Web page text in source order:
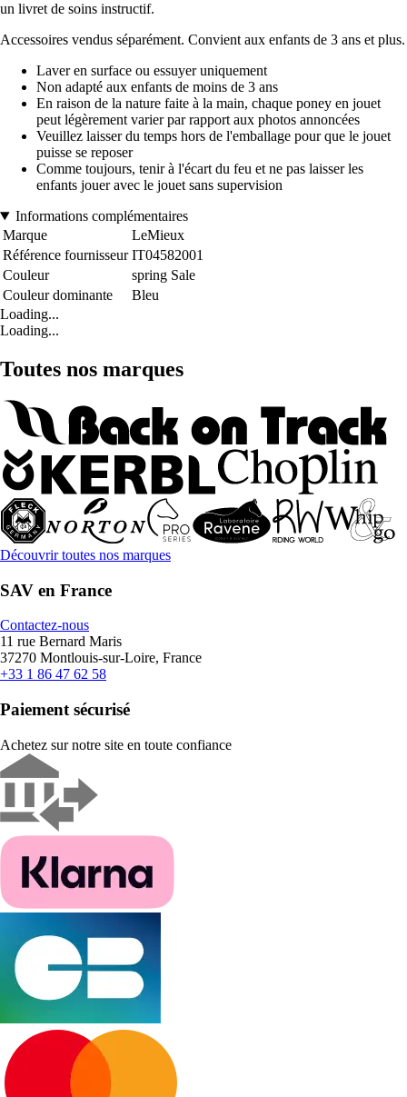
un livret de soins instructif.
Accessoires vendus séparément. Convient aux enfants de 3 ans et plus.
Laver en surface ou essuyer uniquement
Non adapté aux enfants de moins de 3 ans
En raison de la nature faite à la main, chaque poney en jouet
peut légèrement varier par rapport aux photos annoncées
Veuillez laisser du temps hors de l'emballage pour que le jouet
puisse se reposer
Comme toujours, tenir à l'écart du feu et ne pas laisser les
enfants jouer avec le jouet sans supervision
Informations complémentaires
Marque
LeMieux
Référence fournisseur IT04582001
Couleur
spring Sale
Couleur dominante
Bleu
Loading...
Loading...
Toutes nos marques
Découvrir toutes nos marques
SAV en France
Contactez-nous
11 rue Bernard Maris
37270 Montlouis-sur-Loire, France
+33 1 86 47 62 58
Paiement sécurisé
Achetez sur notre site en toute confiance